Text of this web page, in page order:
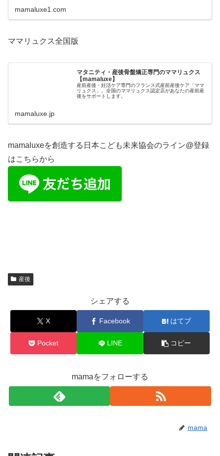
mamaluxe1.com
ママリュクス全国版
マタニティ・産後骨盤矯正専門のママリュクス
【mamaluxe】
産前産後・妊活ケア専門のフランス式産前産後ケア「ママ
リュクス」。全国のママリュクス認定店があなたの産前産
後をサポートします。
mamaluxe.jp
mamaluxeを創造する日本こども未来協会のライン@登録
はこちらから
産後
シェアする
X Facebook はてブ
Pocket LINE コピー
mamaをフォローする
mama